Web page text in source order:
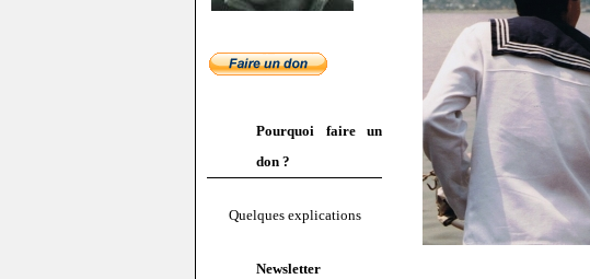
Pourquoi faire un
don ?
Quelques explications
Newsletter